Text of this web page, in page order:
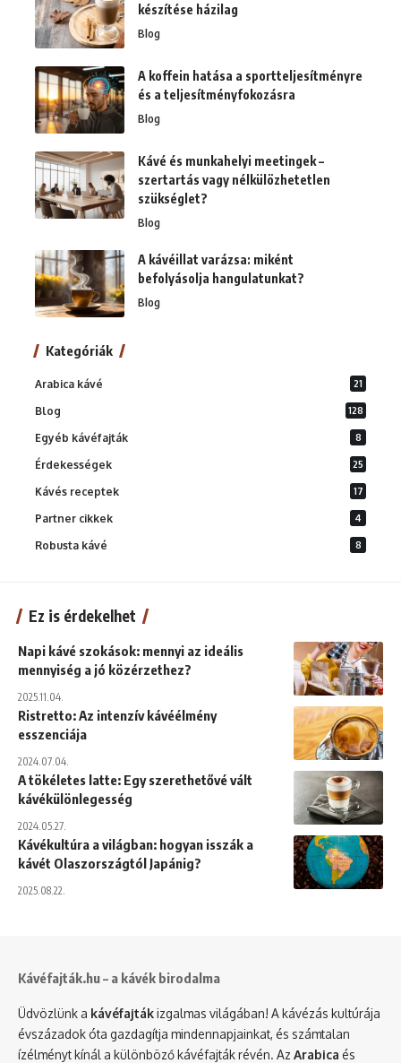
készítése házilag
Blog
A koffein hatása a sportteljesítményre
és a teljesítményfokozásra
Blog
Kávé és munkahelyi meetingek –
szertartás vagy nélkülözhetetlen
szükséglet?
Blog
A kávéillat varázsa: miként
befolyásolja hangulatunkat?
Blog
Kategóriák
Arabica kávé 21
Blog 128
Egyéb kávéfajták 8
Érdekességek 25
Kávés receptek 17
Partner cikkek 4
Robusta kávé 8
Ez is érdekelhet
Napi kávé szokások: mennyi az ideális
mennyiség a jó közérzethez?
2025.11.04.
Ristretto: Az intenzív kávéélmény
esszenciája
2024.07.04.
A tökéletes latte: Egy szerethetővé vált
kávékülönlegesség
2024.05.27.
Kávékultúra a világban: hogyan isszák a
kávét Olaszországtól Japánig?
2025.08.22.
Kávéfajták.hu – a kávék birodalma
Üdvözlünk a kávéfajtákizgalmas világában! A kávézás kultúrája
évszázadok óta gazdagítja mindennapjainkat, és számtalan
ízélményt kínál a különböző kávéfajták révén. Az Arabica és